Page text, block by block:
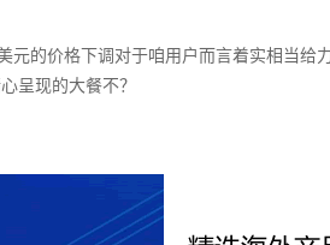
元的价格下调对于咱用户而言着实相当给
呈现的大餐不？